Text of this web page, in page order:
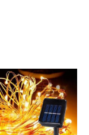
Prețul
inițial
a
fost:
37.00 lei.
Prețul
curent
este:
24.20 lei.